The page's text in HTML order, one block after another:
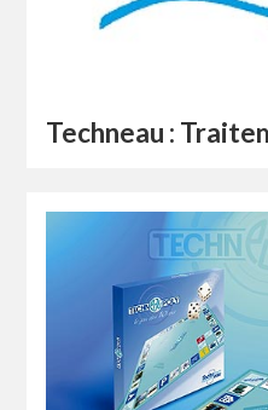
Techneau :